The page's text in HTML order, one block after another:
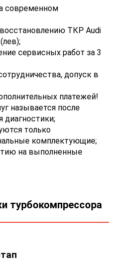
современном
ТКР Audi
сервисных работ за 3
допуск в
платежей!
называется после
диагностики;
только
комплектующие;
на выполненные
турбокомпрессора